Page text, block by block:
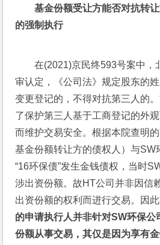
基金份额受让方能否对抗转
的强制执行
在(2021)京民终593号案中，
审认定，《公司法》规定股东的
变更登记的，不得对抗第三人的
了保护第三人基于工商登记的外
而维护交易安全。根据本院查明
基金份额转让方的债权人）与SW
“16环保债”发生金钱债权，当时
涉出资份额。故HT公司并非因信
出资份额的权利而进行交易。因此
的申请执行人并非针对SW环保公
份额从事交易，其仅是因为享有